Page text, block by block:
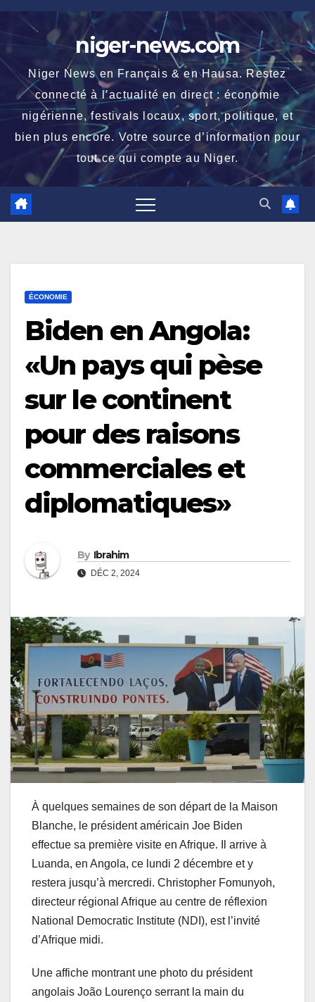
Skip
to
content
niger-news.com
Niger News en Français & en Hausa. Restez
connecté à l’actualité en direct : économie
nigérienne, festivals locaux, sport, politique, et
bien plus encore. Votre source d’information pour
tout ce qui compte au Niger.
ÉCONOMIE
Biden en Angola:
«Un pays qui pèse
sur le continent
pour des raisons
commerciales et
diplomatiques»
By Ibrahim
DÉC 2, 2024
À quelques semaines de son départ de la Maison
Blanche, le président américain Joe Biden
effectue sa première visite en Afrique. Il arrive à
Luanda, en Angola, ce lundi 2 décembre et y
restera jusqu’à mercredi. Christopher Fomunyoh,
directeur régional Afrique au centre de réflexion
National Democratic Institute (NDI), est l’invité
d’Afrique midi.
Une affiche montrant une photo du président
angolais João Lourenço serrant la main du